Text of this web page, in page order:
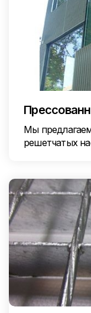
Мы
решетчатых